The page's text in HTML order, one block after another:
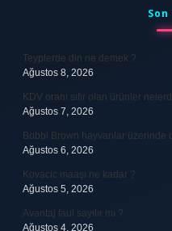
Teyplerde din ne demek ?
Ağustos 8, 2026
KDV oranı sıfır olan ürünler
Ağustos 7, 2026
Bobbi Brown hayvanlar üzerinde
Ağustos 6, 2026
Kovacic maaşı ne kadar ?
Ağustos 5, 2026
Avantaj faul sayılır mı ?
Ağustos 4, 2026